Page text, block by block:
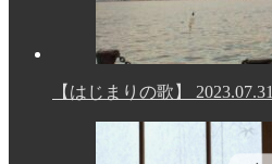
【はじまりの歌】 2023.07.31